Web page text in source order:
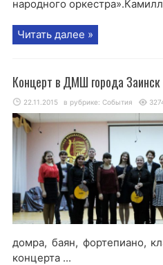
народного
Читать далее »
Концерт в ДМШ города Заинск
22.11.2015 в рубрике: События
домра, баян, фортепиано,
концерта ...